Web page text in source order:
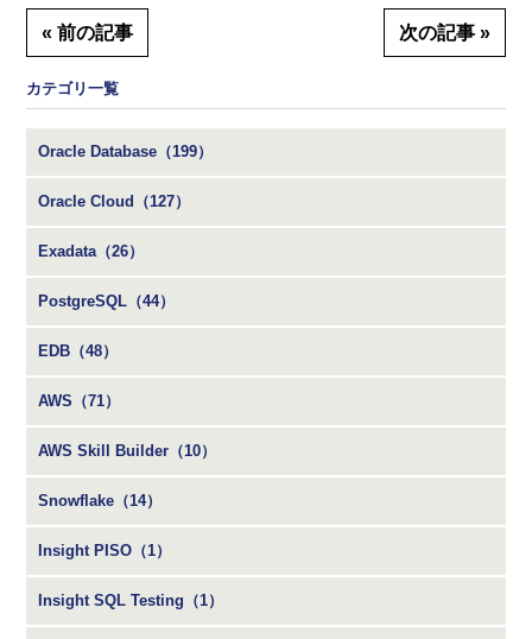
« 前の記事 次の記事 »
カテゴリ一覧
Oracle Database（199）
Oracle Cloud（127）
Exadata（26）
PostgreSQL（44）
EDB（48）
AWS（71）
AWS Skill Builder（10）
Snowflake（14）
Insight PISO（1）
Insight SQL Testing（1）